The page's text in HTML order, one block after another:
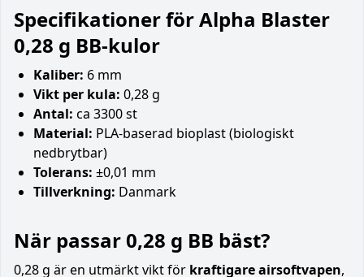
Specifikationer för Alpha Blaster
0,28 g BB-kulor
Kaliber: 6 mm
Vikt per kula: 0,28 g
Antal: ca 3300 st
Material: PLA-baserad bioplast (biologiskt
nedbrytbar)
Tolerans: ±0,01 mm
Tillverkning: Danmark
När passar 0,28 g BB bäst?
0,28 g är en utmärkt vikt för kraftigare airsoftvapen,